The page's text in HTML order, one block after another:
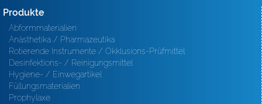
Produkte
Abformmaterialien
Anästhetika / Pharmazeutika
Rotierende Instrumente / Okklusions-Prüfmittel
Desinfektions- / Reinigungsmittel
Hygiene- / Einwegartikel
Füllungsmaterialien
Prophylaxe